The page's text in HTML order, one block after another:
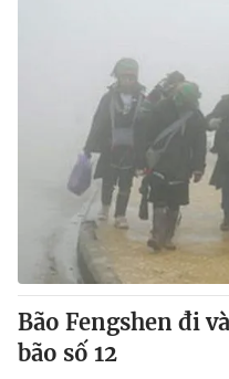
Bão Fengshen đi
bão số 12